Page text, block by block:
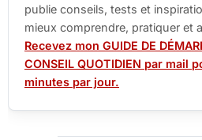
publie conseils, tests et
mieux comprendre, pratiquer et
Recevez mon GUIDE DE
CONSEIL QUOTIDIEN par mail
minutes par jour.